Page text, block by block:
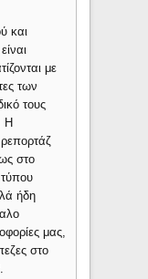
και
με
των
τους
Η
στο
ήδη
μας,
στο